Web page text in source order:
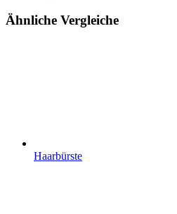
Ähnliche Vergleiche
Haarbürste